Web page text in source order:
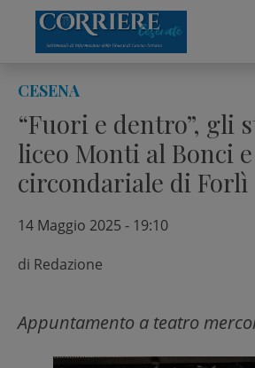
content
CESENA
“Fuori e dentro”, gli
liceo Monti al Bonci
circondariale di Forlì
14 Maggio 2025 - 19:10
di Redazione
Appuntamento a teatro